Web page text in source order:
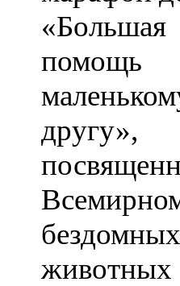
«Большая
помощь
другу»,
бездомных
животных